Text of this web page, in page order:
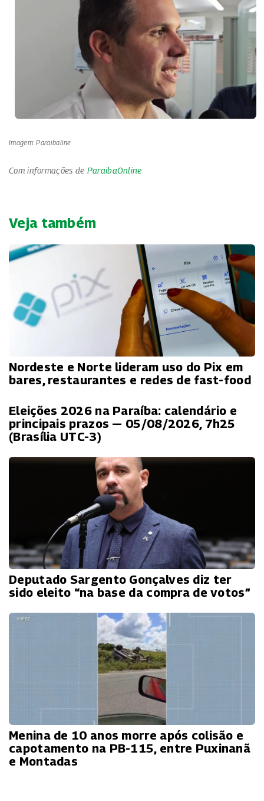
Imagem: Paraibaline
Com informações de ParaibaOnline
Veja também
Nordeste e Norte lideram uso do Pix em
bares, restaurantes e redes de fast-food
Eleições 2026 na Paraíba: calendário e
principais prazos — 05/08/2026, 7h25
(Brasília UTC-3)
Deputado Sargento Gonçalves diz ter
sido eleito “na base da compra de votos”
Menina de 10 anos morre após colisão e
capotamento na PB-115, entre Puxinanã
e Montadas